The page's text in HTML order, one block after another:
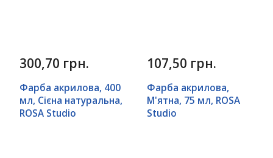
300,70 грн.
Фарба акрилова, 400
мл, Сієна натуральна,
ROSA Studio
107,50 грн.
Фарба акрилова,
М'ятна, 75 мл, ROSA
Studio